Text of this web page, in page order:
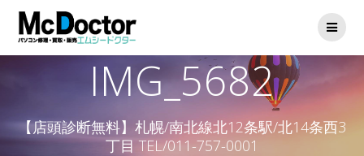
IMG_5682
【店頭診断無料】札幌/南北線北12条駅/北14条西3
丁目 TEL/011-757-0001